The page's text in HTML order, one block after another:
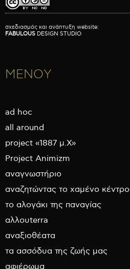
σχεδιασμός και ανάπτυξη website:
FABULOUS DESIGN STUDIO
ΜΕΝΟΥ
ad hoc
all around
project «1887 μ.Χ»
Project Animizm
αναγνωστήριο
αναζητώντας το χαμένο κέντρο
το αλογάκι της παναγίας
αλλουterra
αναξιοθέατα
τα ασσόδυα της ζωής μας
αφιέρωμα